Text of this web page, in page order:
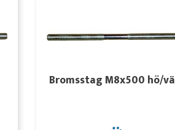
Bromsstag M8x500 hö/vä